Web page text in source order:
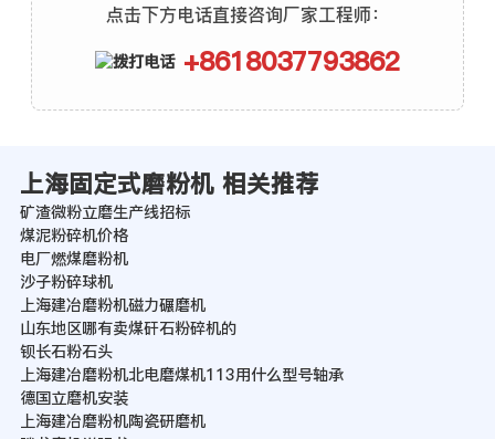
点击下方电话直接咨询厂家工程师：
+8618037793862
上海固定式磨粉机 相关推荐
矿渣微粉立磨生产线招标
煤泥粉碎机价格
电厂燃煤磨粉机
沙子粉碎球机
上海建冶磨粉机磁力碾磨机
山东地区哪有卖煤矸石粉碎机的
钡长石粉石头
上海建冶磨粉机北电磨煤机113用什么型号轴承
德国立磨机安装
上海建冶磨粉机陶瓷研磨机